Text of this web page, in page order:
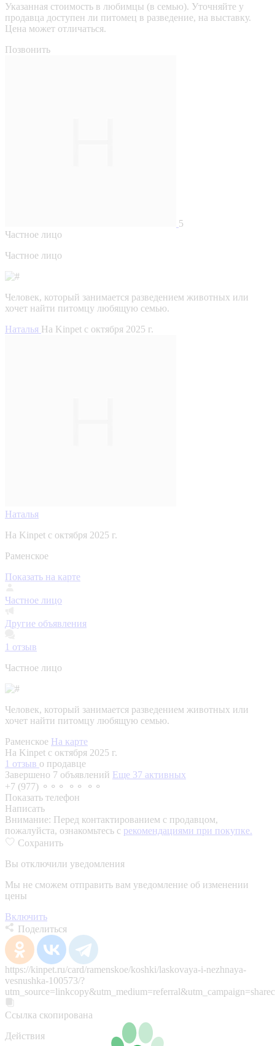
Указанная стоимость в любимцы (в семью). Уточняйте у
продавца доступен ли питомец в разведение, на выставку.
Цена может отличаться.
Позвонить
5
Частное лицо
Частное лицо
Человек, который занимается разведением животных или
хочет найти питомцу любящую семью.
Наталья На Kinpet c октября 2025 г.
Наталья
На Kinpet c октября 2025 г.
Раменское
Показать на карте
Частное лицо
Другие объявления
1 отзыв
Частное лицо
Человек, который занимается разведением животных или
хочет найти питомцу любящую семью.
Раменское На карте
На Kinpet c октября 2025 г.
1 отзыв о продавце
Завершено 7 объявлений Еще 37 активных
+7 (977) ⚬⚬⚬ ⚬⚬ ⚬⚬
Показать телефон
Написать
Внимание: Перед контактированием с продавцом,
пожалуйста, ознакомьтесь с рекомендациями при покупке.
Сохранить
Вы отключили уведомления
Мы не сможем отправить вам уведомление об изменении
цены
Включить
Поделиться
https://kinpet.ru/card/ramenskoe/koshki/laskovaya-i-nezhnaya-
vesnushka-100573/?
Ссылка скопирована
Действия